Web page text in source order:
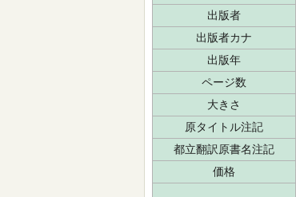
出版者
出版者カナ
出版年
ページ数
大きさ
原タイトル注記
都立翻訳原書名注記
価格